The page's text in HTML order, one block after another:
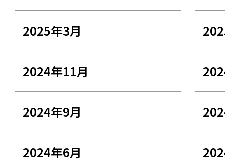
2025年3月
2024年11月
2024年9月
2024年6月